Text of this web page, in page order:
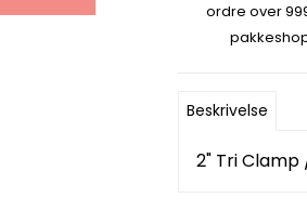
ordre over
Beskrivelse
2" Tri Clamp